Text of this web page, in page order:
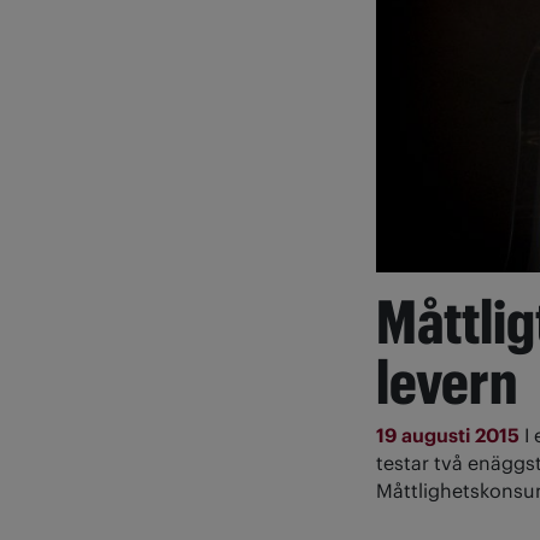
levern
19 augusti 2015 I
testar två